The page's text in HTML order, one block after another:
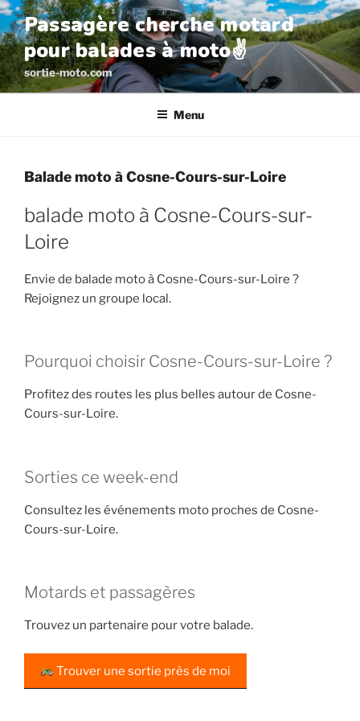
Aller
au
contenu
principal
Passagère cherche motard
pour balades à moto✌️
sortie-moto.com
Menu
Balade moto à Cosne-Cours-sur-Loire
balade moto à Cosne-Cours-sur-
Loire
Envie de balade moto à Cosne-Cours-sur-Loire ?
Rejoignez un groupe local.
Pourquoi choisir Cosne-Cours-sur-Loire ?
Profitez des routes les plus belles autour de Cosne-
Cours-sur-Loire.
Sorties ce week-end
Consultez les événements moto proches de Cosne-
Cours-sur-Loire.
Motards et passagères
Trouvez un partenaire pour votre balade.
Trouver une sortie près de moi